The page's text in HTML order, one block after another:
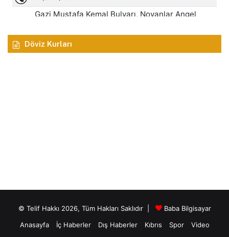
Döviz Kurları
© Telif Hakkı 2026, Tüm Hakları Saklıdır |
Baba Bilgisayar
Anasayfa
İç Haberler Dış Haberler Kıbrıs Spor
Video